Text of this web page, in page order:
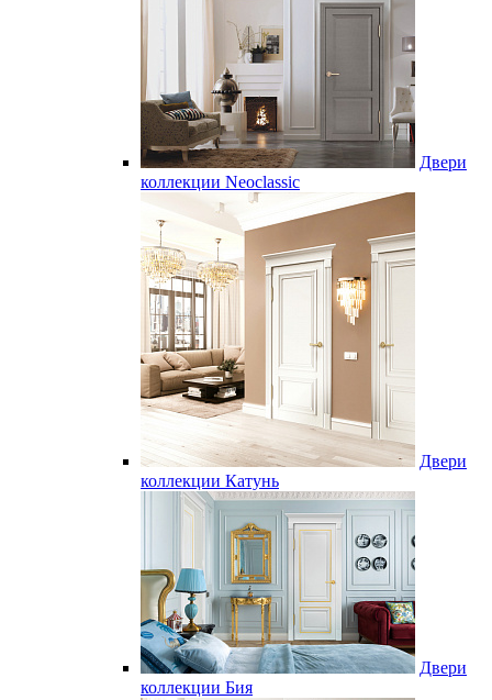
Двери
коллекции Neoclassic
Двери
коллекции Катунь
Двери
коллекции Бия